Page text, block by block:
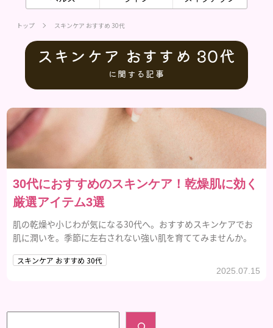
トップ スキンケア おすすめ 30代
スキンケア おすすめ 30代
に関する記事
30代におすすめのスキンケア！乾燥肌に効く
厳選アイテム3選
肌の乾燥や小じわが気になる30代へ。おすすめスキンケアでお
肌に潤いを。季節に左右されない強い肌を育ててみませんか。
スキンケア おすすめ 30代
2025.07.15
検索